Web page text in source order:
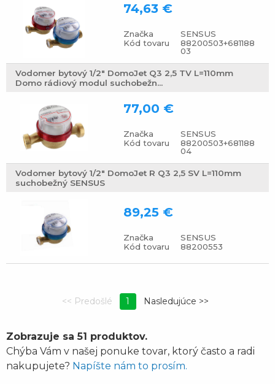
Značka
SENSUS
Kód tovaru
88200503+681188
03
74,63 €
Vodomer bytový 1/2" DomoJet Q3 2,5 TV L=110mm
Domo rádiový modul suchobežn...
Značka
SENSUS
Kód tovaru
88200503+681188
04
77,00 €
Vodomer bytový 1/2" DomoJet R Q3 2,5 SV L=110mm
suchobežný SENSUS
Značka
SENSUS
Kód tovaru
88200553
89,25 €
1
Zobrazuje sa 51 produktov.
Chýba Vám v našej ponuke tovar, ktorý často a radi
nakupujete? Napíšte nám to prosím.